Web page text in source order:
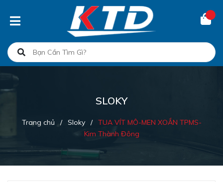
SLOKY
Trang chủ / Sloky / TUA VÍT MÔ-MEN XOẮN TPMS-
Kim Thành Đông